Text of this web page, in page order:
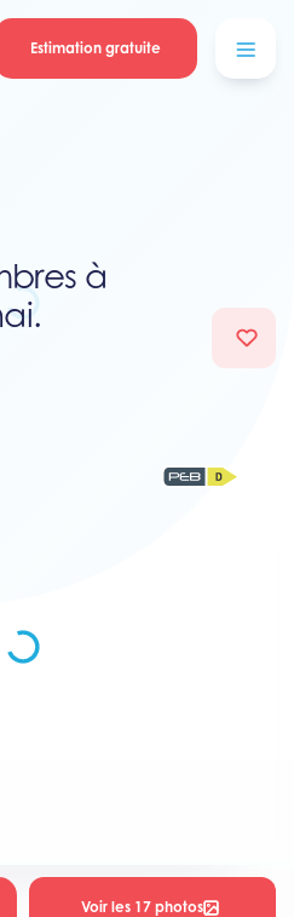
Estimation gratuite
à
Voir les 17 photos